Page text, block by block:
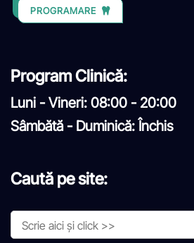
PROGRAMARE
Program Clinică:
Luni - Vineri: 08:00 - 20:00
Sâmbătă - Duminică: Închis
Caută pe site: